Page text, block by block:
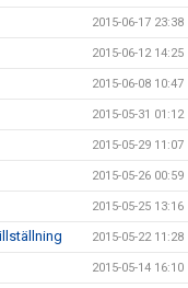
2015-06-17 23:38
2015-06-12 14:25
2015-06-08 10:47
2015-05-31 01:12
2015-05-29 11:07
2015-05-26 00:59
2015-05-25 13:16
2015-05-22 11:28
2015-05-14 16:10